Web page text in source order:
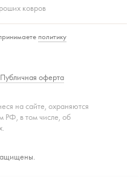
политику
Публичная оферта
на сайте, охраняются
РФ, в том числе, об